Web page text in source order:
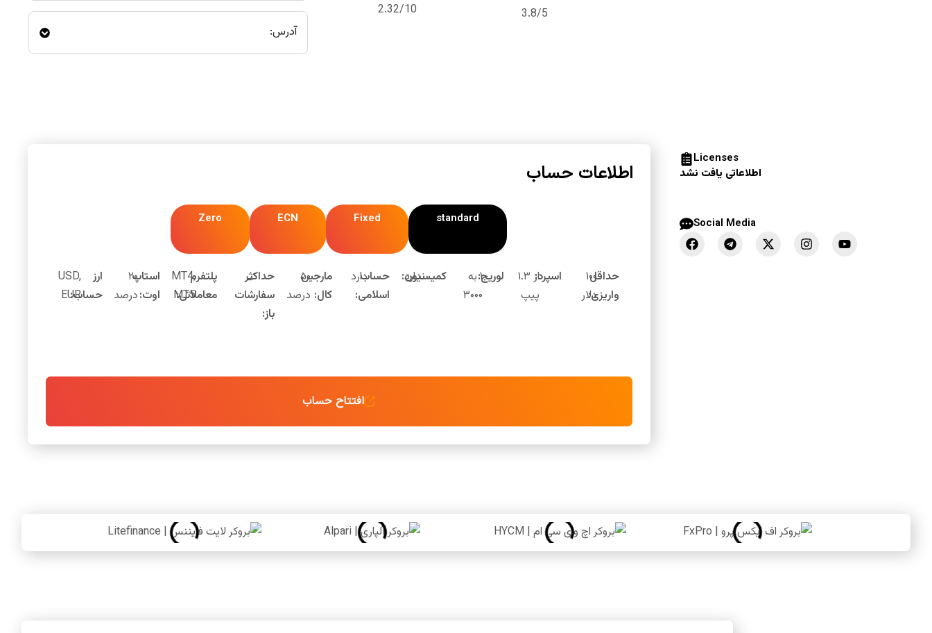
3.8/5
2.32/10
آدرس:
Licenses
اطلاعاتی یافت نشد
Social Media
اطلاعات حساب
standard
Fixed
ECN
Zero
حداقل
واریزی:
۱۰۰
دلار
اسپرد: از ۱.۳
پیپ
لوریج:۱ به
۳۰۰۰
کمیسیون:
ندارد
حساب
اسلامی:
دارد
مارجین
کال:
۵۰
درصد
حداکثر
سفارشات
باز:
_
پلتفرم
معاملاتی:
MT4,
MT5
استاپ
اوت:
۲۰
درصد
ارز
حساب:
USD,
EUR
افتتاح حساب